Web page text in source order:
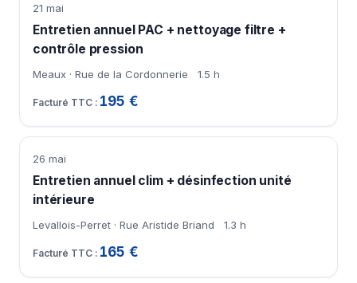
21 mai
Entretien annuel PAC + nettoyage filtre +
contrôle pression
Meaux · Rue de la Cordonnerie 1.5 h
195 €
26 mai
Entretien annuel clim + désinfection unité
intérieure
Levallois-Perret · Rue Aristide Briand 1.3 h
165 €